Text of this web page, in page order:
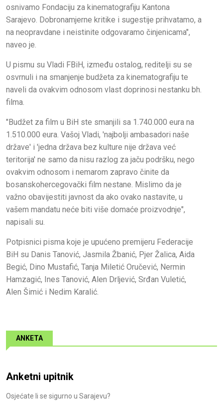
osnivamo Fondaciju za kinematografiju Kantona
Sarajevo. Dobronamjerne kritike i sugestije prihvatamo, a
na neopravdane i neistinite odgovaramo činjenicama",
naveo je.
U pismu su Vladi FBiH, između ostalog, reditelji su se
osvrnuli i na smanjenje budžeta za kinematografiju te
naveli da ovakvim odnosom vlast doprinosi nestanku bh.
filma.
"Budžet za film u BiH ste smanjili sa 1.740.000 eura na
1.510.000 eura. Vašoj Vladi, 'najbolji ambasadori naše
države' i 'jedna država bez kulture nije država već
teritorija' ne samo da nisu razlog za jaču podršku, nego
ovakvim odnosom i nemarom zapravo činite da
bosanskohercegovački film nestane. Mislimo da je
važno obavijestiti javnost da ako ovako nastavite, u
vašem mandatu neće biti više domaće proizvodnje",
napisali su.
Potpisnici pisma koje je upućeno premijeru Federacije
BiH su Danis Tanović, Jasmila Žbanić, Pjer Žalica, Aida
Begić, Dino Mustafić, Tanja Miletić Oručević, Nermin
Hamzagić, Ines Tanović, Alen Drljević, Srđan Vuletić,
Alen Šimić i Nedim Karalić.
ANKETA
Anketni upitnik
Osjećate li se sigurno u Sarajevu?